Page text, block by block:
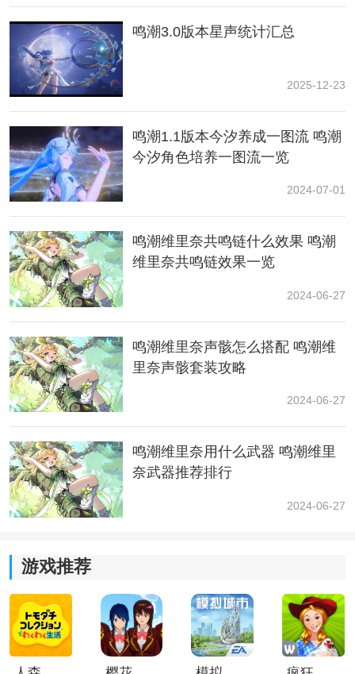
3.完成声骸挑战后，站在机关柱位置往左边看，会发现下
一个机关柱，旋转1次点亮。
4.跟随光线来到刚才点亮的机关柱所在位置，往地图左下
角看，在声骸挑战前可以看到下一个机关柱，旋转1次点
亮。
鸣潮3.0版本星声统计汇总
2025-12-23
鸣潮1.1版本今汐养成一图流 鸣潮
今汐角色培养一图流一览
2024-07-01
鸣潮维里奈共鸣链什么效果 鸣潮
维里奈共鸣链效果一览
2024-06-27
鸣潮维里奈声骸怎么搭配 鸣潮维
里奈声骸套装攻略
2024-06-27
鸣潮维里奈用什么武器 鸣潮维里
奈武器推荐排行
2024-06-27
游戏推荐